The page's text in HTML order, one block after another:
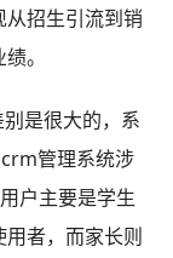
招生引流到销
。
是很大的，系
管理系统涉
户主要是学生
者，而家长则